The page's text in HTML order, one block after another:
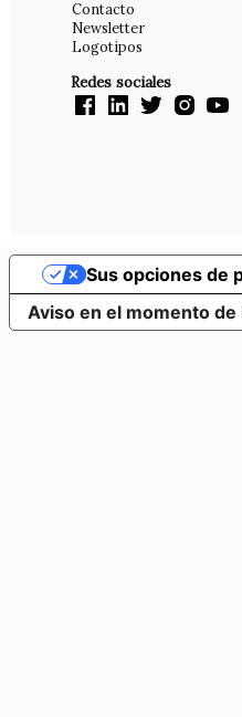
Contacto
Newsletter
Logotipos
Redes sociales
Aviso en el momento de
Sus opciones de